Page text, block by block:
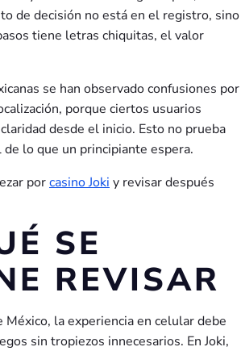
de decisión no está en el registro, sino
tiene letras chiquitas, el valor
se han observado confusiones por
porque ciertos usuarios
desde el inicio. Esto no prueba
lo que un principiante espera.
porcasino Joki y revisar después
SE
REVISAR
México, la experiencia en celular debe
sin tropiezos innecesarios. En Joki,